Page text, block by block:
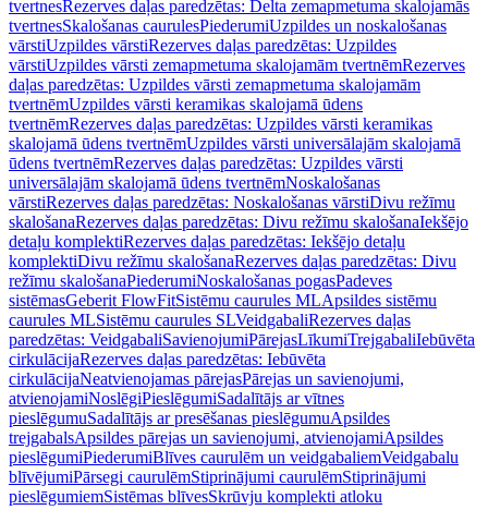
tvertnesRezerves daļas paredzētas: Delta zemapmetuma skalojamās
tvertnesSkalošanas caurulesPiederumiUzpildes un noskalošanas
vārstiUzpildes vārstiRezerves daļas paredzētas: Uzpildes
vārstiUzpildes vārsti zemapmetuma skalojamām tvertnēmRezerves
daļas paredzētas: Uzpildes vārsti zemapmetuma skalojamām
tvertnēmUzpildes vārsti keramikas skalojamā ūdens
tvertnēmRezerves daļas paredzētas: Uzpildes vārsti keramikas
skalojamā ūdens tvertnēmUzpildes vārsti universālajām skalojamā
ūdens tvertnēmRezerves daļas paredzētas: Uzpildes vārsti
universālajām skalojamā ūdens tvertnēmNoskalošanas
vārstiRezerves daļas paredzētas: Noskalošanas vārstiDivu režīmu
skalošanaRezerves daļas paredzētas: Divu režīmu skalošanaIekšējo
detaļu komplektiRezerves daļas paredzētas: Iekšējo detaļu
komplektiDivu režīmu skalošanaRezerves daļas paredzētas: Divu
režīmu skalošanaPiederumiNoskalošanas pogasPadeves
sistēmasGeberit FlowFitSistēmu caurules MLApsildes sistēmu
caurules MLSistēmu caurules SLVeidgabaliRezerves daļas
paredzētas: VeidgabaliSavienojumiPārejasLīkumiTrejgabaliIebūvēta
cirkulācijaRezerves daļas paredzētas: Iebūvēta
cirkulācijaNeatvienojamas pārejasPārejas un savienojumi,
atvienojamiNoslēgiPieslēgumiSadalītājs ar vītnes
pieslēgumuSadalītājs ar presēšanas pieslēgumuApsildes
trejgabalsApsildes pārejas un savienojumi, atvienojamiApsildes
pieslēgumiPiederumiBlīves caurulēm un veidgabaliemVeidgabalu
blīvējumiPārsegi caurulēmStiprinājumi caurulēmStiprinājumi
pieslēgumiemSistēmas blīvesSkrūvju komplekti atloku